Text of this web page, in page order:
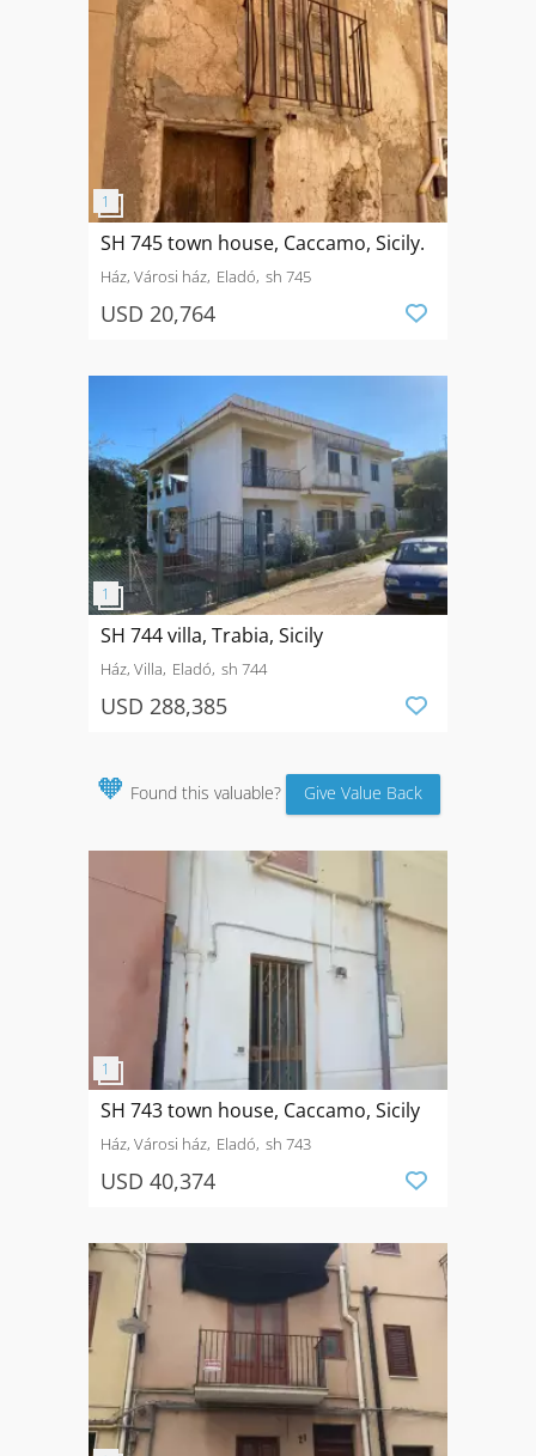
SH 745 town house, Caccamo, Sicily.
Ház, Városi ház Eladó sh 745
USD 20,764
SH 744 villa, Trabia, Sicily
Ház, Villa Eladó sh 744
USD 288,385
🧡 Found this valuable? Give Value Back
SH 743 town house, Caccamo, Sicily
Ház, Városi ház Eladó sh 743
USD 40,374